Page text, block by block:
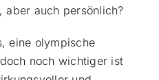
aber auch persönlich?
eine olympische
noch wichtiger ist